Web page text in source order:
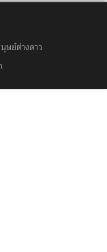
ษย์ต่างดาว